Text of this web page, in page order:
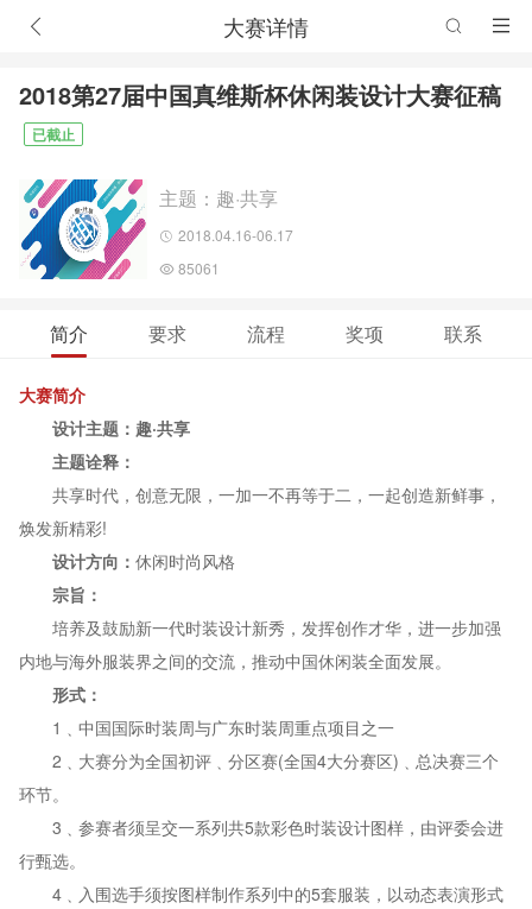
大赛详情
2018第27届中国真维斯杯休闲装设计大赛征稿
已截止
主题：趣·共享
2018.04.16-06.17
85061
简介 要求 流程 奖项 联系
大赛简介
设计主题：趣·共享
主题诠释：
共享时代，创意无限，一加一不再等于二，一起创造新鲜事，
焕发新精彩!
设计方向： 休闲时尚风格
宗旨：
培养及鼓励新一代时装设计新秀，发挥创作才华，进一步加强
内地与海外服装界之间的交流，推动中国休闲装全面发展。
形式：
1﹑中国国际时装周与广东时装周重点项目之一
2﹑大赛分为全国初评﹑分区赛(全国4大分赛区)﹑总决赛三个
环节。
3﹑参赛者须呈交一系列共5款彩色时装设计图样，由评委会进
行甄选。
4﹑入围选手须按图样制作系列中的5套服装，以动态表演形式